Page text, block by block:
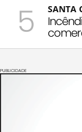
5 SANTA
PUBLICIDADE